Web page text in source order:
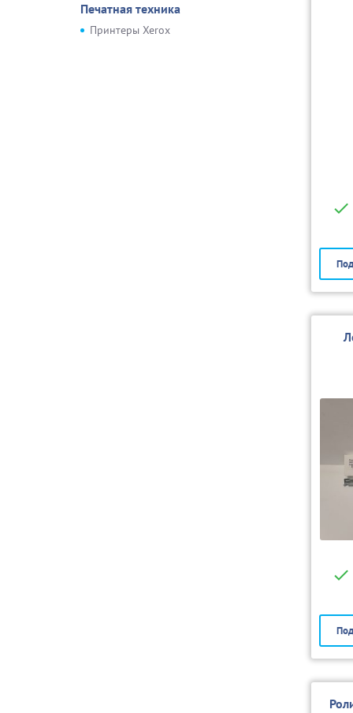
Печатная техника
Принтеры Xerox
242/